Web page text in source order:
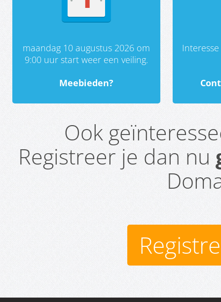
maandag 10 augustus 2026 om
9:00 uur start weer een veiling.
Meebieden?
Ook
Registreer je dan nu